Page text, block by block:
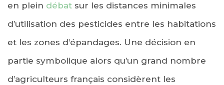
en plein débat sur les distances minimales
d’utilisation des pesticides entre les habitations
et les zones d’épandages. Une décision en
partie symbolique alors qu’un grand nombre
d’agriculteurs français considèrent les